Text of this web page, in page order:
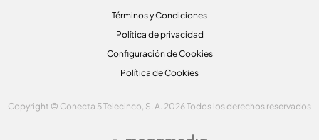
Términos y Condiciones
Política de privacidad
Configuración de Cookies
Política de Cookies
Copyright © Conecta 5 Telecinco, S. A. 2026 Todos los derechos reservados